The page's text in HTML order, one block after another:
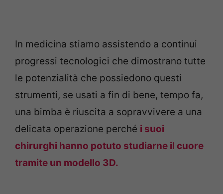
In medicina stiamo assistendo a continui
progressi tecnologici che dimostrano tutte
le potenzialità che possiedono questi
strumenti, se usati a fin di bene, tempo fa,
una bimba è riuscita a sopravvivere a una
delicata operazione perché i suoi
chirurghi hanno potuto studiarne il cuore
tramite un modello 3D.